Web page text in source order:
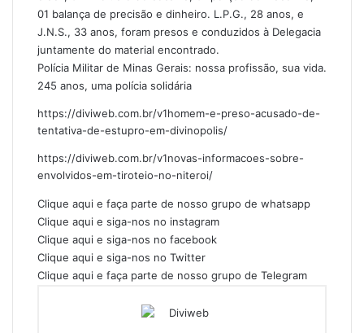
01 balança de precisão e dinheiro. L.P.G., 28 anos, e
J.N.S., 33 anos, foram presos e conduzidos à Delegacia
juntamente do material encontrado.
Polícia Militar de Minas Gerais: nossa profissão, sua vida.
245 anos, uma polícia solidária
https://diviweb.com.br/v1homem-e-preso-acusado-de-
tentativa-de-estupro-em-divinopolis/
https://diviweb.com.br/v1novas-informacoes-sobre-
envolvidos-em-tiroteio-no-niteroi/
Clique aqui e faça parte de nosso grupo de whatsapp
Clique aqui e siga-nos no instagram
Clique aqui e siga-nos no facebook
Clique aqui e siga-nos no Twitter
Clique aqui e faça parte de nosso grupo de Telegram